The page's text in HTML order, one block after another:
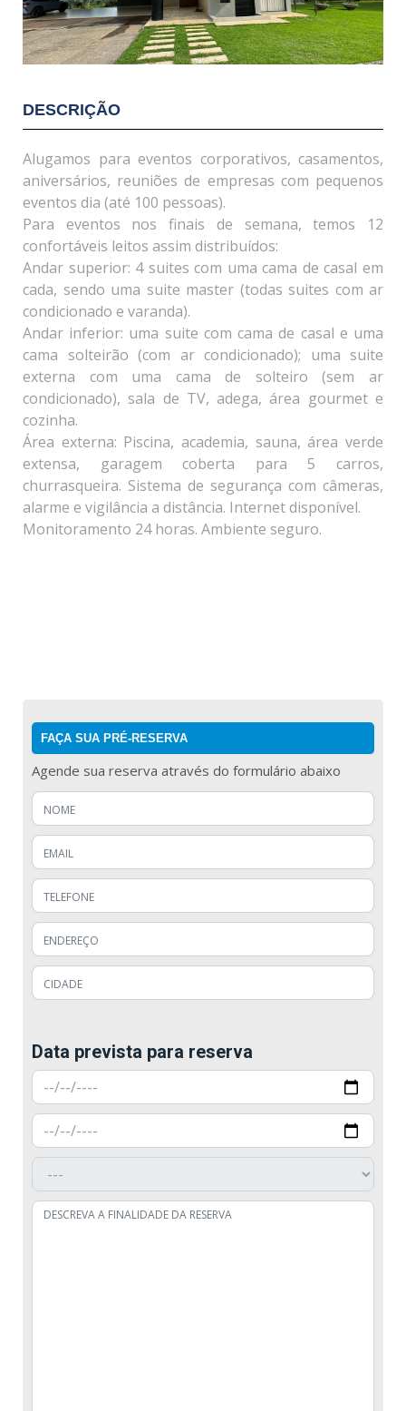
DESCRIÇÃO
Alugamos para eventos corporativos, casamentos,
aniversários, reuniões de empresas com pequenos
eventos dia (até 100 pessoas).
Para eventos nos finais de semana, temos 12
confortáveis leitos assim distribuídos:
Andar superior: 4 suites com uma cama de casal em
cada, sendo uma suite master (todas suites com ar
condicionado e varanda).
Andar inferior: uma suite com cama de casal e uma
cama solteirão (com ar condicionado); uma suite
externa com uma cama de solteiro (sem ar
condicionado), sala de TV, adega, área gourmet e
cozinha.
Área externa: Piscina, academia, sauna, área verde
extensa, garagem coberta para 5 carros,
churrasqueira. Sistema de segurança com câmeras,
alarme e vigilância a distância. Internet disponível.
Monitoramento 24 horas. Ambiente seguro.
FAÇA SUA PRÉ-RESERVA
Agende sua reserva através do formulário abaixo
Data prevista para reserva